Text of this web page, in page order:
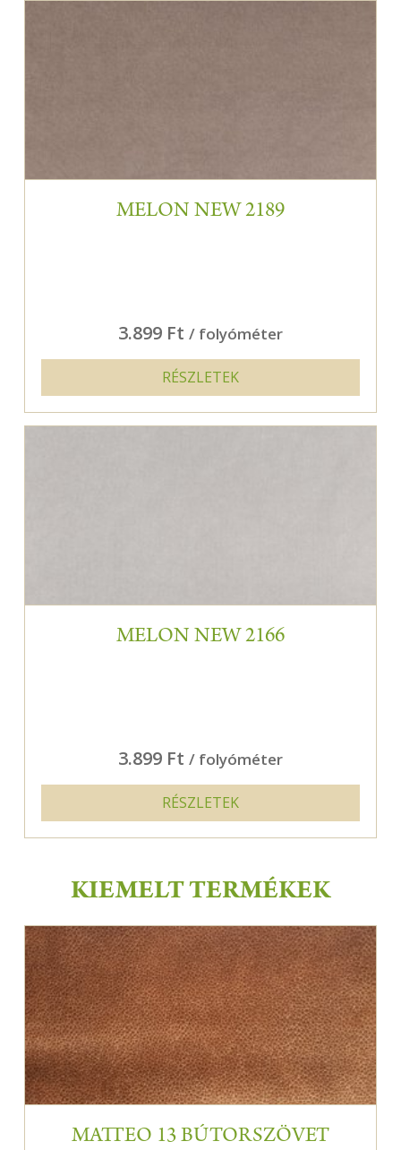
MELON NEW 2189
3.899 Ft / folyóméter
RÉSZLETEK
MELON NEW 2166
3.899 Ft / folyóméter
RÉSZLETEK
KIEMELT TERMÉKEK
MATTEO 13 BÚTORSZÖVET